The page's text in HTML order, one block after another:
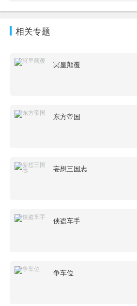
相关专题
冥皇颠覆
东方帝国
妄想三国志
侠盗车手
争车位